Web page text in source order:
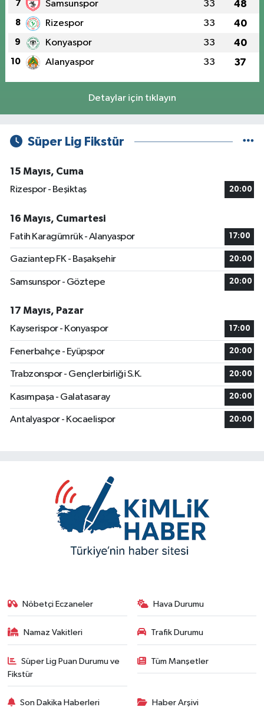
7 Samsunspor 33 48
8 Rizespor 33 40
9 Konyaspor 33 40
10 Alanyaspor 33 37
Detaylar için tıklayın
Süper Lig Fikstür
15 Mayıs, Cuma
Rizespor - Beşiktaş
20:00
16 Mayıs, Cumartesi
Fatih Karagümrük - Alanyaspor
17:00
Gaziantep FK - Başakşehir 20:00
Samsunspor - Göztepe 20:00
17 Mayıs, Pazar
Kayserispor - Konyaspor
17:00
Fenerbahçe - Eyüpspor 20:00
Trabzonspor - Gençlerbirliği S.K. 20:00
Kasımpaşa - Galatasaray 20:00
Antalyaspor - Kocaelispor 20:00
Nöbetçi Eczaneler Hava Durumu
Namaz Vakitleri Trafik Durumu
Süper Lig Puan Durumu ve
Fikstür
Tüm Manşetler
Son Dakika Haberleri Haber Arşivi